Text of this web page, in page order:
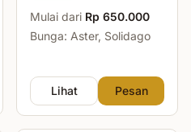
Mulai dari Rp 650.000
Bunga: Aster, Solidago
Lihat Pesan